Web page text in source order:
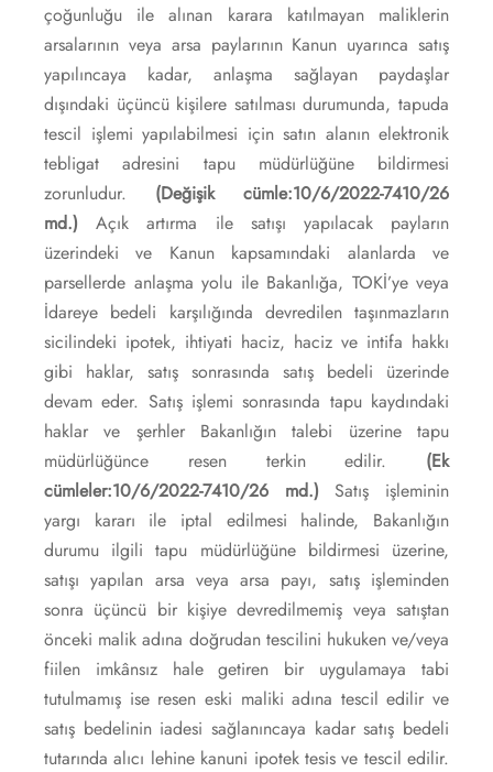
çoğunluğu ile alınan karara katılmayan maliklerin
arsalarının veya arsa paylarının Kanun uyarınca satış
yapılıncaya kadar, anlaşma sağlayan paydaşlar
dışındaki üçüncü kişilere satılması durumunda, tapuda
tescil işlemi yapılabilmesi için satın alanın elektronik
tebligat adresini tapu müdürlüğüne bildirmesi
zorunludur. (Değişik cümle:10/6/2022-7410/26
md.) Açık artırma ile satışı yapılacak payların
üzerindeki ve Kanun kapsamındaki alanlarda ve
parsellerde anlaşma yolu ile Bakanlığa, TOKİ’ye veya
İdareye bedeli karşılığında devredilen taşınmazların
sicilindeki ipotek, ihtiyati haciz, haciz ve intifa hakkı
gibi haklar, satış sonrasında satış bedeli üzerinde
devam eder. Satış işlemi sonrasında tapu kaydındaki
haklar ve şerhler Bakanlığın talebi üzerine tapu
müdürlüğünce resen terkin edilir. (Ek
cümleler:10/6/2022-7410/26 md.) Satış işleminin
yargı kararı ile iptal edilmesi halinde, Bakanlığın
durumu ilgili tapu müdürlüğüne bildirmesi üzerine,
satışı yapılan arsa veya arsa payı, satış işleminden
sonra üçüncü bir kişiye devredilmemiş veya satıştan
önceki malik adına doğrudan tescilini hukuken ve/veya
fiilen imkânsız hale getiren bir uygulamaya tabi
tutulmamış ise resen eski maliki adına tescil edilir ve
satış bedelinin iadesi sağlanıncaya kadar satış bedeli
tutarında alıcı lehine kanuni ipotek tesis ve tescil edilir.